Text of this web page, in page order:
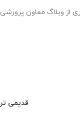
از وبلاگ معاون پرورشی
قدیمی تر